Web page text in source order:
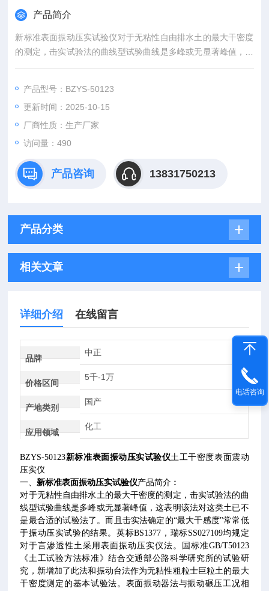
产品简介
新标准表面振动压实试验仪对于无粘性自由排水土的最大干密度
的测定，击实试验法的曲线型试验曲线是多峰或无显著峰值，这
表明该法对这类土已不是最合适的试验法了。而且击实法确定
标SS027109均规定对于言渗透性土采用表面振动压实仪法。
产品型号：BZYS-50123
更新时间：2025-10-15
厂商性质：生产厂家
访问量：490
产品咨询 13831750213
产品分类
相关文章
详细介绍 在线留言
品牌
中正
价格区间
5千-1万
产地类别
国产
应用领域
化工
BZYS-50123新标准表面振动压实试验仪土工干密度表面震动
压实仪
一、新标准表面振动压实试验仪产品简介︰
对于无粘性自由排水土的最大干密度的测定，击实试验法的曲
线型试验曲线是多峰或无显著峰值，这表明该法对这类土已不
是最合适的试验法了。而且击实法确定的“最大干感度"常常低
于振动压实试验的结果。英标BS1377 ，瑞标SS027109均规定
对于言渗透性土采用表面振动压实仪法。国标准GB/T50123
《土工试验方法标准》结合交通部公路科学研究所的试验研
究，新增加了此法和振动台法作为无粘性粗粒士巨粒土的最大
干密度测定的基本试验法。表面振动器法与振动碾压工况相
电话咨询